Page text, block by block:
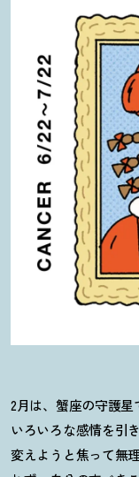
2月は、蟹座の守護星
いろいろな感情を引
変えようと焦って無